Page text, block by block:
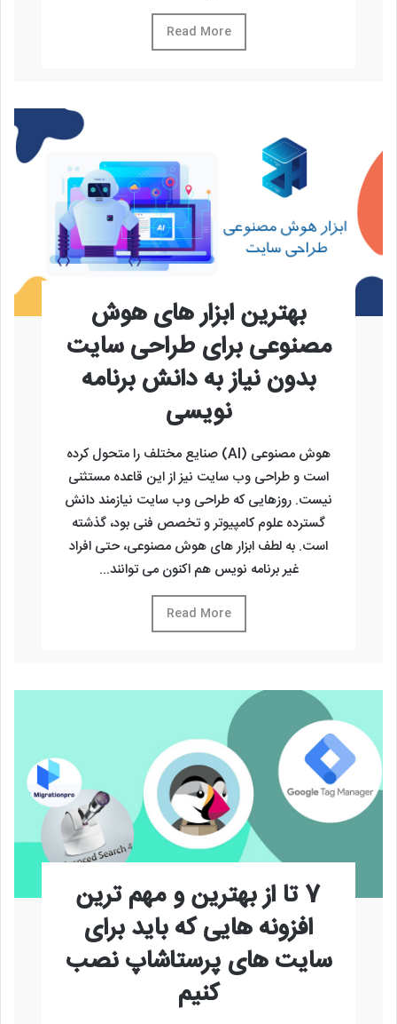
Read More
بهترین ابزار های هوش
مصنوعی برای طراحی سایت
بدون نیاز به دانش برنامه
نویسی
هوش مصنوعی (AI) صنایع مختلف را متحول کرده
است و طراحی وب سایت نیز از این قاعده مستثنی
نیست. روزهایی که طراحی وب سایت نیازمند دانش
گسترده علوم کامپیوتر و تخصص فنی بود، گذشته
است. به لطف ابزار های هوش مصنوعی، حتی افراد
غیر برنامه نویس هم اکنون می توانند...
Read More
7 تا از بهترین و مهم ترین
افزونه هایی که باید برای
سایت های پرستاشاپ نصب
کنیم